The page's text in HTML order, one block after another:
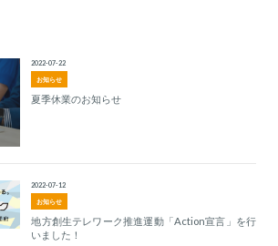
お知らせ
2022-07-22
夏季休業のお知らせ
お知らせ
2022-07-12
地方創生テレワーク推進運動「Action宣言」を行
いました！